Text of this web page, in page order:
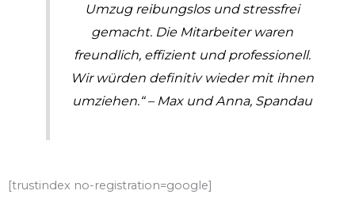
Umzug reibungslos und stressfrei
gemacht. Die Mitarbeiter waren
freundlich, effizient und professionell.
Wir würden definitiv wieder mit ihnen
umziehen.“ – Max und Anna, Spandau
[trustindex no-registration=google]